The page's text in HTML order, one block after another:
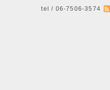
tel / 06-7506-3574